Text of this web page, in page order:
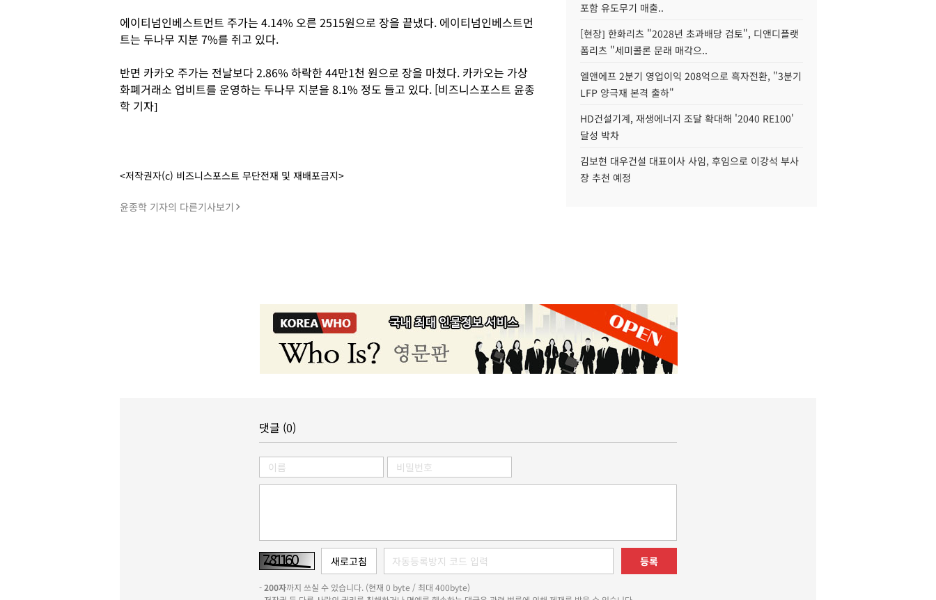
에이티넘인베스트먼트 주가는 4.14% 오른 2515원으로 장을 끝냈다. 에이티넘인베스트먼
트는 두나무 지분 7%를 쥐고 있다.
반면 카카오 주가는 전날보다 2.86% 하락한 44만1천 원으로 장을 마쳤다. 카카오는 가상
화폐거래소 업비트를 운영하는 두나무 지분을 8.1% 정도 들고 있다. [비즈니스포스트 윤종
학 기자]
<저작권자(c) 비즈니스포스트 무단전재 및 재배포금지>
윤종학 기자의 다른기사보기
포함 유도무기 매출..
[현장] 한화리츠 "2028년 초과배당 검토", 디앤디플랫
폼리츠 "세미콜론 문래 매각으..
엘앤에프 2분기 영업이익 208억으로 흑자전환, "3분기
LFP 양극재 본격 출하"
HD건설기계, 재생에너지 조달 확대해 '2040 RE100'
달성 박차
김보현 대우건설 대표이사 사임, 후임으로 이강석 부사
장 추천 예정
댓글 (0)
등록
-200자까지 쓰실 수 있습니다. (현재 0 byte / 최대 400byte)